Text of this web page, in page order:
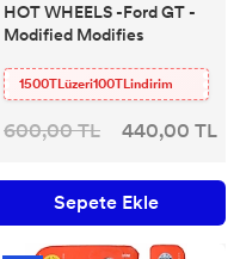
HOT WHEELS -Ford GT -
Modified Modifies
1500TLüzeri100TLindirim
600,00 TL 440,00 TL
Sepete Ekle